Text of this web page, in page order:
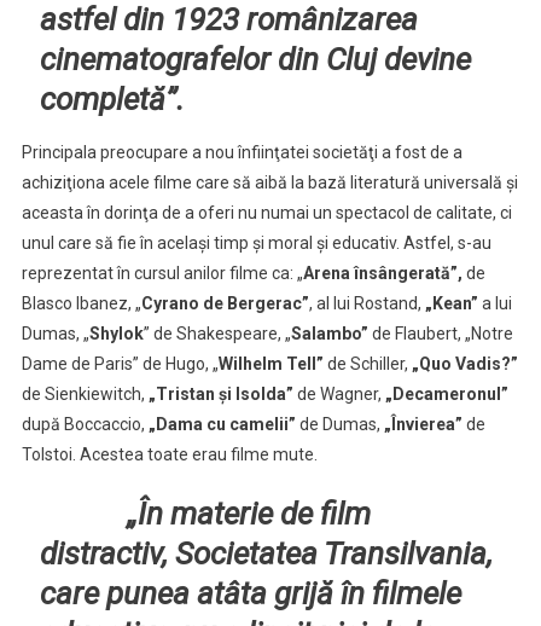
astfel din 1923 românizarea
cinematografelor din Cluj devine
completă”.
Principala preocupare a nou înfiinţatei societăţi a fost de a
achiziţiona acele filme care să aibă la bază literatură universală şi
aceasta în dorinţa de a oferi nu numai un spectacol de calitate, ci
unul care să fie în acelaşi timp şi moral şi educativ. Astfel, s-au
reprezentat în cursul anilor filme ca: „Arena însângerată”, de
Blasco Ibanez, „Cyrano de Bergerac”, al lui Rostand, „Kean” a lui
Dumas, „Shylok” de Shakespeare, „Salambo” de Flaubert, „Notre
Dame de Paris” de Hugo, „Wilhelm Tell” de Schiller, „Quo Vadis?”
de Sienkiewitch, „Tristan şi Isolda” de Wagner, „Decameronul”
după Boccaccio, „Dama cu camelii” de Dumas, „Învierea” de
Tolstoi. Acestea toate erau filme mute.
„În materie de film
distractiv, Societatea Transilvania,
care punea atâta grijă în filmele